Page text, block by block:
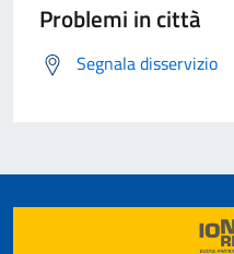
Problemi in città
Segnala disservizio